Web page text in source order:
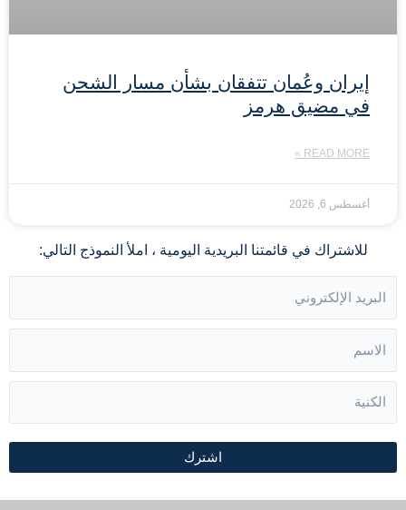
إيران وعُمان تتفقان بشأن مسار الشحن
في مضيق هرمز
READ MORE »
أغسطس 6, 2026
للاشتراك في قائمتنا البريدية اليومية ، املأ النموذج التالي:
اشترك